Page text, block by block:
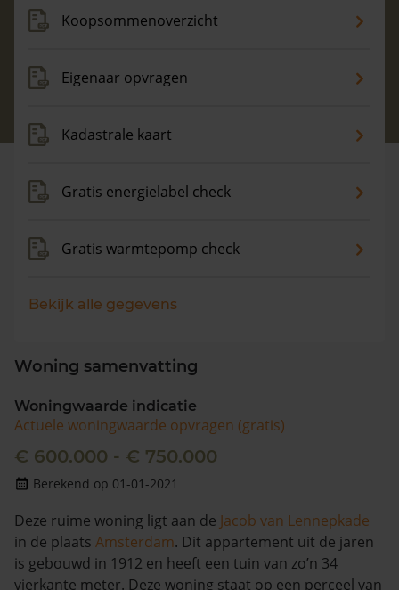
Koopsommenoverzicht
Eigenaar opvragen
Kadastrale kaart
Gratis energielabel check
Gratis warmtepomp check
Bekijk alle gegevens
Woning samenvatting
Woningwaarde indicatie
Actuele woningwaarde opvragen (gratis)
€ 600.000 - € 750.000
Berekend op 01-01-2021
Deze ruime woning ligt aan de Jacob van Lennepkade
in de plaats Amsterdam. Dit appartement uit de jaren
is gebouwd in 1912 en heeft een tuin van zo’n 34
vierkante meter. Deze woning staat op een perceel van